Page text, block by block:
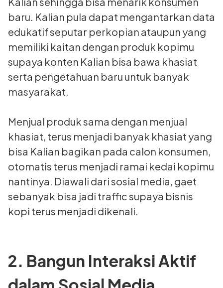
baru. Kalian pula dapat mengantarkan data
edukatif seputar perkopian ataupun yang
memiliki kaitan dengan produk kopimu
supaya konten Kalian bisa bawa khasiat
serta pengetahuan baru untuk banyak
masyarakat.
Menjual produk sama dengan menjual
khasiat, terus menjadi banyak khasiat yang
bisa Kalian bagikan pada calon konsumen,
otomatis terus menjadi ramai kedai kopimu
nantinya. Diawali dari sosial media, gaet
sebanyak bisa jadi traffic supaya bisnis
kopi terus menjadi dikenali.
2. Bangun Interaksi Aktif